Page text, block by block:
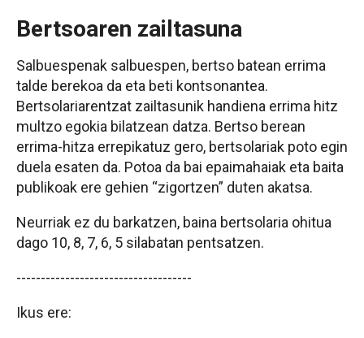
Bertsoaren zailtasuna
Salbuespenak salbuespen, bertso batean errima
talde berekoa da eta beti kontsonantea.
Bertsolariarentzat zailtasunik handiena errima hitz
multzo egokia bilatzean datza. Bertso berean
errima-hitza errepikatuz gero, bertsolariak poto egin
duela esaten da. Potoa da bai epaimahaiak eta baita
publikoak ere gehien “zigortzen” duten akatsa.
Neurriak ez du barkatzen, baina bertsolaria ohitua
dago 10, 8, 7, 6, 5 silabatan pentsatzen.
------------------------------------
Ikus ere: